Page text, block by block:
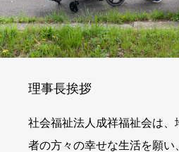
理事長挨拶
社会福祉法人成祥福祉会は、
者の方々の幸せな生活を願い